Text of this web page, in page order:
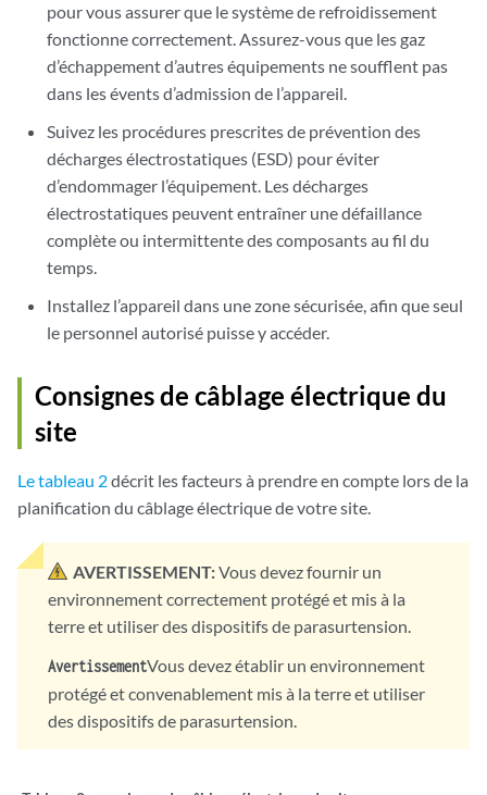
pour vous assurer que le système de refroidissement
fonctionne correctement. Assurez-vous que les gaz
d’échappement d’autres équipements ne soufflent pas
dans les évents d’admission de l’appareil.
Suivez les procédures prescrites de prévention des
décharges électrostatiques (ESD) pour éviter
d’endommager l’équipement. Les décharges
électrostatiques peuvent entraîner une défaillance
complète ou intermittente des composants au fil du
temps.
Installez l’appareil dans une zone sécurisée, afin que seul
le personnel autorisé puisse y accéder.
Consignes de câblage électrique du
site
Le tableau 2décrit les facteurs à prendre en compte lors de la
planification du câblage électrique de votre site.
AVERTISSEMENT:Vous devez fournir un
environnement correctement protégé et mis à la
terre et utiliser des dispositifs de parasurtension.
AvertissementVous devez établir un environnement
protégé et convenablement mis à la terre et utiliser
des dispositifs de parasurtension.